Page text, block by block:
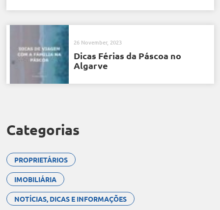
26 November, 2023
Dicas Férias da Páscoa no
Algarve
Categorias
PROPRIETÁRIOS
IMOBILIÁRIA
NOTÍCIAS, DICAS E INFORMAÇÕES